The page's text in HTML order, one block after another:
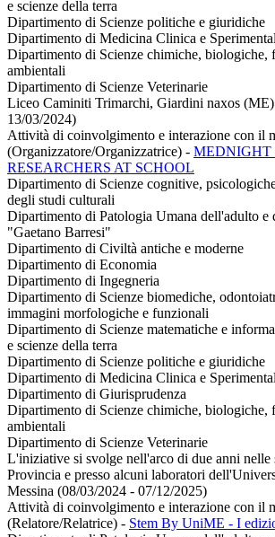
e scienze della terra
Dipartimento di Scienze politiche e giuridiche
Dipartimento di Medicina Clinica e
Dipartimento di Scienze chimiche, biologiche,
ambientali
Dipartimento di Scienze Veterinarie
Liceo Caminiti Trimarchi, Giardini naxos
13/03/2024)
Attività di coinvolgimento e interazione con il
(Organizzatore/Organizzatrice) - MEDNIGHT
RESEARCHERS AT SCHOOL
Dipartimento di Scienze cognitive,
degli studi culturali
Dipartimento di Patologia Umana dell'adulto e
"Gaetano Barresi"
Dipartimento di Civiltà antiche e moderne
Dipartimento di Economia
Dipartimento di Ingegneria
Dipartimento di Scienze biomediche,
immagini morfologiche e funzionali
Dipartimento di Scienze matematiche e
e scienze della terra
Dipartimento di Scienze politiche e giuridiche
Dipartimento di Medicina Clinica e
Dipartimento di Giurisprudenza
Dipartimento di Scienze chimiche, biologiche,
ambientali
Dipartimento di Scienze Veterinarie
L'iniziative si svolge nell'arco di due anni nelle
Provincia e presso alcuni laboratori
Messina (08/03/2024 - 07/12/2025)
Attività di coinvolgimento e interazione con il
(Relatore/Relatrice) - Stem By UniME - I